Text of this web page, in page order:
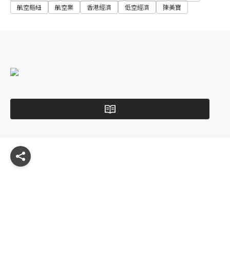
航空樞紐
航空業 香港經濟 低空經濟 陳美寶